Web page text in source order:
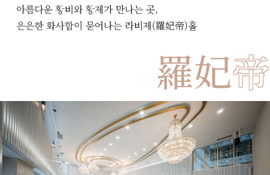
아름다운 황비와 황제가 만나는 곳,
은은한 화사함이 묻어나는 라비제(羅妃帝)홀
羅妃帝